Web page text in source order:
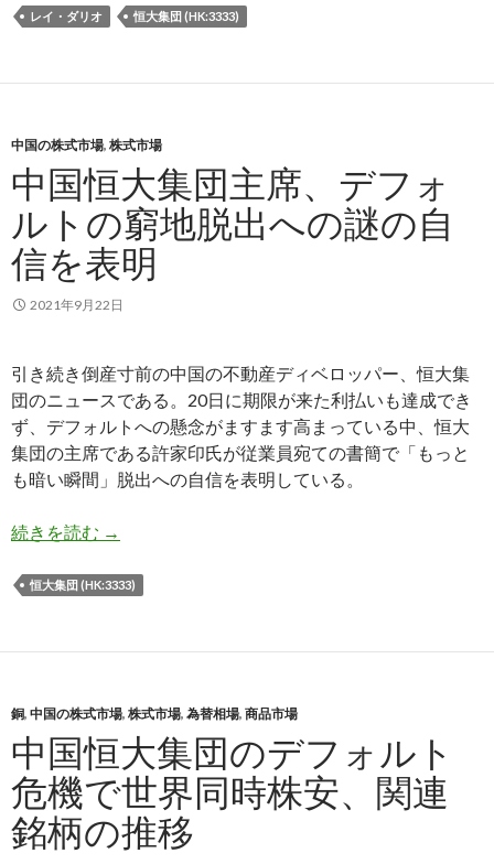
レイ・ダリオ 恒大集団 (HK:3333)
中国の株式市場, 株式市場
中国恒大集団主席、デフォ
ルトの窮地脱出への謎の自
信を表明
2021年9月22日
引き続き倒産寸前の中国の不動産ディベロッパー、恒大集
団のニュースである。20日に期限が来た利払いも達成でき
ず、デフォルトへの懸念がますます高まっている中、恒大
集団の主席である許家印氏が従業員宛ての書簡で「もっと
も暗い瞬間」脱出への自信を表明している。
続きを読む 中国恒大集団主席、デフォルトの窮地脱出への
→
恒大集団 (HK:3333)
銅, 中国の株式市場, 株式市場, 為替相場, 商品市場
中国恒大集団のデフォルト
危機で世界同時株安、関連
銘柄の推移